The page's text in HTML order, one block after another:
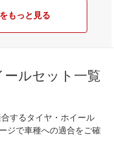
もっと見る
ルセット一覧
するタイヤ・ホイール
ジで車種への適合をご確